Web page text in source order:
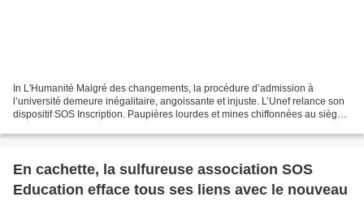
In L'Humanité Malgré des changements, la procédure d’admission à
l’université demeure inégalitaire, angoissante et injuste. L’Unef relance son
dispositif SOS Inscription. Paupières lourdes et mines chiffonnées au siège
En cachette, la sulfureuse association SOS
Education efface tous ses liens avec le nouveau